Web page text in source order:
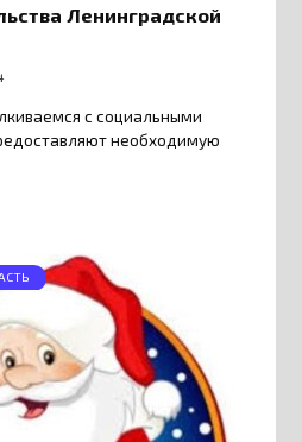
Ленинградской
с социальными
необходимую